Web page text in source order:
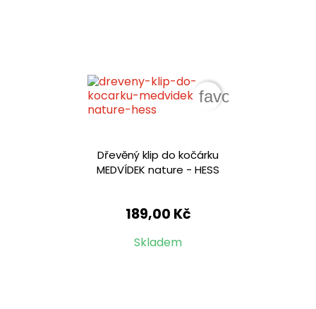
Dřevěný klip do kočárku
MEDVÍDEK nature - HESS
189,00 Kč
Skladem
favorite_border